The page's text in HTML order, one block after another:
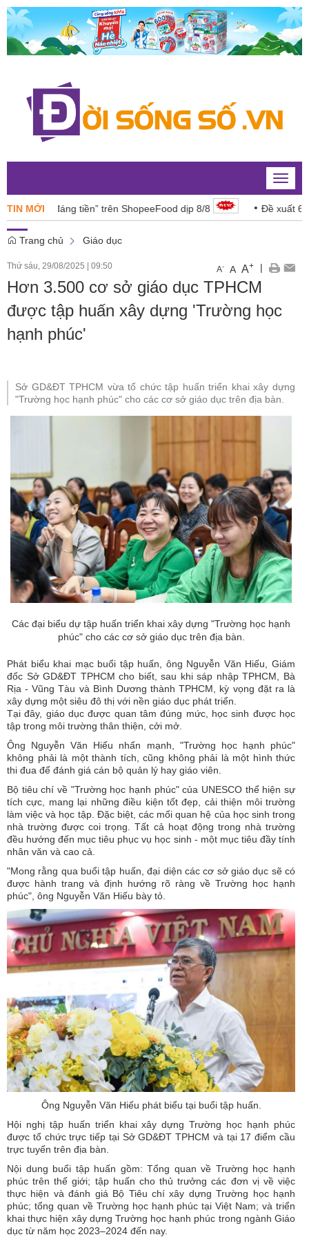
Toggle
TIN MỚI
“đáng tiền” trên ShopeeFood dịp 8/8 Đề xuất 6 lĩnh vực
Trang chủ Giáo dục
Thứ sáu, 29/08/2025 | 09:50 A- A A+ |
Hơn 3.500 cơ sở giáo dục TPHCM
được tập huấn xây dựng 'Trường học
hạnh phúc'
Sở GD&ĐT TPHCM vừa tổ chức tập huấn triển khai xây dựng
"Trường học hạnh phúc" cho các cơ sở giáo dục trên địa bàn.
Các đại biểu dự tập huấn triển khai xây dựng "Trường học hạnh
phúc" cho các cơ sở giáo dục trên địa bàn.
Phát biểu khai mạc buổi tập huấn, ông Nguyễn Văn Hiếu, Giám
đốc Sở GD&ĐT TPHCM cho biết, sau khi sáp nhập TPHCM, Bà
Rịa - Vũng Tàu và Bình Dương thành TPHCM, kỳ vọng đặt ra là
xây dựng một siêu đô thị với nền giáo dục phát triển.
Tại đây, giáo dục được quan tâm đúng mức, học sinh được học
tập trong môi trường thân thiện, cởi mở.
Ông Nguyễn Văn Hiếu nhấn mạnh, "Trường học hạnh phúc"
không phải là một thành tích, cũng không phải là một hình thức
thi đua để đánh giá cán bộ quản lý hay giáo viên.
Bộ tiêu chí về "Trường học hạnh phúc" của UNESCO thể hiện sự
tích cực, mang lại những điều kiện tốt đẹp, cải thiện môi trường
làm việc và học tập. Đặc biệt, các mối quan hệ của học sinh trong
nhà trường được coi trọng. Tất cả hoạt động trong nhà trường
đều hướng đến mục tiêu phục vụ học sinh - một mục tiêu đầy tính
nhân văn và cao cả.
"Mong rằng qua buổi tập huấn, đại diện các cơ sở giáo dục sẽ có
được hành trang và định hướng rõ ràng về Trường học hạnh
phúc", ông Nguyễn Văn Hiếu bày tỏ.
Ông Nguyễn Văn Hiếu phát biểu tại buổi tập huấn.
Hội nghị tập huấn triển khai xây dựng Trường học hạnh phúc
được tổ chức trực tiếp tại Sở GD&ĐT TPHCM và tại 17 điểm cầu
trực tuyến trên địa bàn.
Nội dung buổi tập huấn gồm: Tổng quan về Trường học hạnh
phúc trên thế giới; tập huấn cho thủ trưởng các đơn vị về việc
thực hiện và đánh giá Bộ Tiêu chí xây dựng Trường học hạnh
phúc; tổng quan về Trường học hạnh phúc tại Việt Nam; và triển
khai thực hiện xây dựng Trường học hạnh phúc trong ngành Giáo
dục từ năm học 2023–2024 đến nay.